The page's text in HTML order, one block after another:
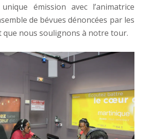
émission avec l’animatrice
de bévues dénoncées par les
que nous soulignons à notre tour.